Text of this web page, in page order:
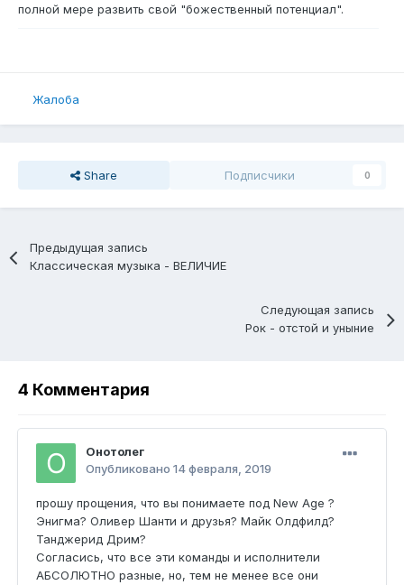
полной мере развить свой "божественный потенциал".
Жалоба
Share Подписчики 0
Предыдущая запись
Классическая музыка - ВЕЛИЧИЕ
Следующая запись
Рoк - отстой и уныние
4 Комментария
Онотолег
Опубликовано 14 февраля, 2019
прошу прощения, что вы понимаете под New Age ?
Энигма? Оливер Шанти и друзья? Майк Олдфилд?
Танджерид Дрим?
Согласись, что все эти команды и исполнители
АБСОЛЮТНО разные, но, тем не менее все они